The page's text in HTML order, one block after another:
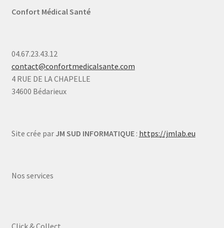
Confort Médical Santé
04.67.23.43.12
contact@confortmedicalsante.com
4 RUE DE LA CHAPELLE
34600 Bédarieux
Site crée par JM SUD INFORMATIQUE: https://jmlab.eu
Nos services
Click & Collect